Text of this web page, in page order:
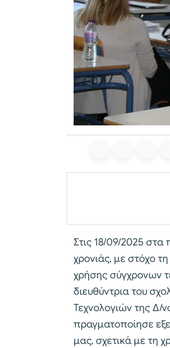
Στις 18/09/2025 στα
χρονιάς, με στόχο
χρήσης σύγχρονων
διευθύντρια του
Τεχνολογιών της Δ/
πραγματοποίησε
μας, σχετικά με τη